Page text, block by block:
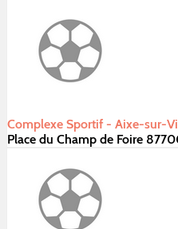
Complexe Sportif - Aixe-sur-
Place du Champ de Foire